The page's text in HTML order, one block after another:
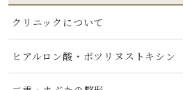
クリニックについて
ヒアルロン酸・ボツリヌストキシン